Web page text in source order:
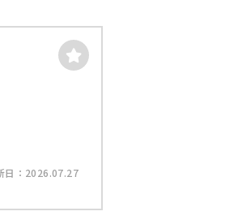
日：2026.07.27